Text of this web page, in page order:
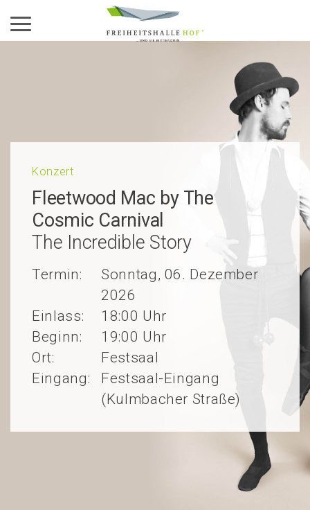
Aktiviere das Menü
Konzert
Fleet­wood Mac by The
Cosmic Carnival
The Incredible Story
Termin:
Sonntag, 06. Dezember
2026
Einlass:
18:00 Uhr
Beginn:
19:00 Uhr
Ort:
Festsaal
Eingang:
Festsaal-Eingang
(Kulmbacher Straße)